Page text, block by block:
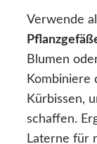
Verwende
Blumen
Kombiniere
Kürbissen,
schaffen.
Laterne für